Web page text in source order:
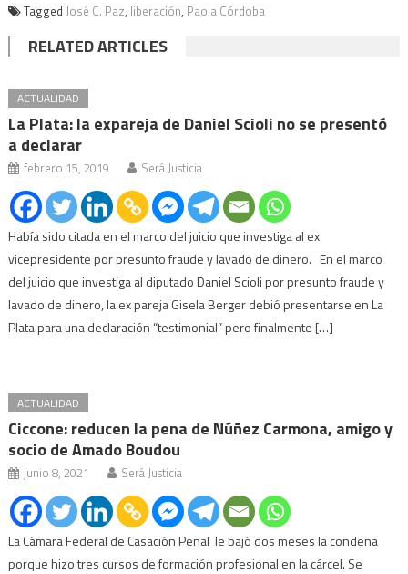
Tagged José C. Paz, liberación, Paola Córdoba
RELATED ARTICLES
ACTUALIDAD
La Plata: la expareja de Daniel Scioli no se presentó
a declarar
febrero 15, 2019 Será Justicia
Había sido citada en el marco del juicio que investiga al ex
vicepresidente por presunto fraude y lavado de dinero. En el marco
del juicio que investiga al diputado Daniel Scioli por presunto fraude y
lavado de dinero, la ex pareja Gisela Berger debió presentarse en La
Plata para una declaración “testimonial” pero finalmente […]
ACTUALIDAD
Ciccone: reducen la pena de Núñez Carmona, amigo y
socio de Amado Boudou
junio 8, 2021 Será Justicia
La Cámara Federal de Casación Penal le bajó dos meses la condena
porque hizo tres cursos de formación profesional en la cárcel. Se